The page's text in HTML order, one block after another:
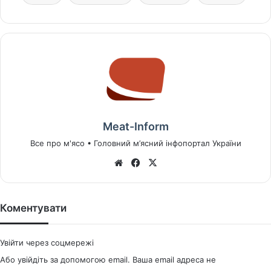
Meat-Inform
Все про м'ясо • Головний м’ясний інфопортал України
We
Fa
Коментувати
Увійти через соцмережі
Або увійдіть за допомогою email. Ваша email адреса не